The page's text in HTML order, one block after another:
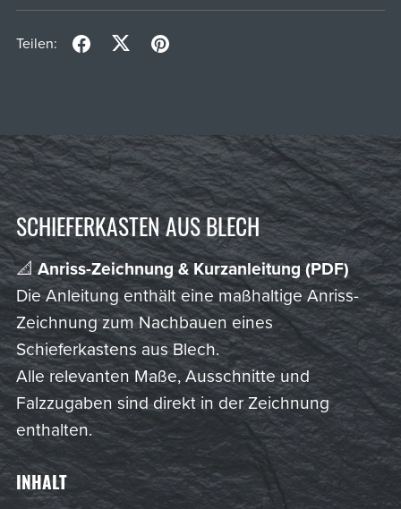
Teilen:
SCHIEFERKASTEN AUS BLECH
📐Anriss-Zeichnung & Kurzanleitung (PDF)
Die Anleitung enthält eine maßhaltige Anriss-
Zeichnung zum Nachbauen eines
Schieferkastens aus Blech.
Alle relevanten Maße, Ausschnitte und
Falzzugaben sind direkt in der Zeichnung
enthalten.
INHALT